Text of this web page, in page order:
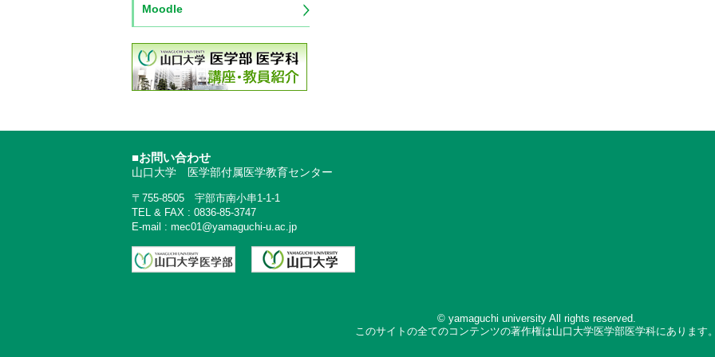
Moodle
■お問い合わせ
山口大学 医学部付属医学教育センター
〒755-8505 宇部市南小串1-1-1
TEL & FAX : 0836-85-3747
E-mail : mec01@yamaguchi-u.ac.jp
© yamaguchi university All rights reserved.
このサイトの全てのコンテンツの著作権は山口大学医学部医学科にあります